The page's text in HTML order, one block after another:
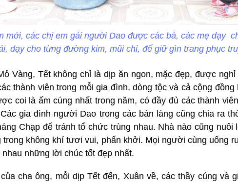
mới, các chị em gái người Dao được các bà, các mẹ dạy
dạy cho từng đường kim, mũi chỉ, để giữ gìn trang phục
Vàng, Tết không chỉ là dịp ăn ngon, mặc đẹp, được
thành viên trong mỗi gia đình, dòng tộc và cả cộng đồng
coi là ấm cúng nhất trong năm, có đầy đủ các thành
gia đình người Dao trong các bản làng cũng chia ra
Chạp để tránh tổ chức trùng nhau. Nhà nào cũng nuôi
trong không khí tươi vui, phấn khởi. Mọi người cùng uống
những lời chúc tốt đẹp nhất.
cha ông, mỗi dịp Tết đến, Xuân về, các thầy cúng và